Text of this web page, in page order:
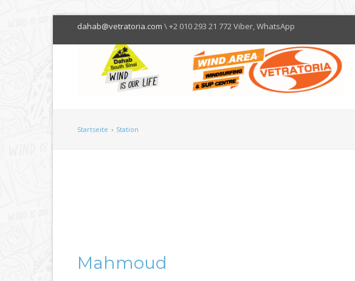
dahab@vetratoria.com \ +2 010 293 21 772 Viber, WhatsApp
Startseite › Station
Mahmoud